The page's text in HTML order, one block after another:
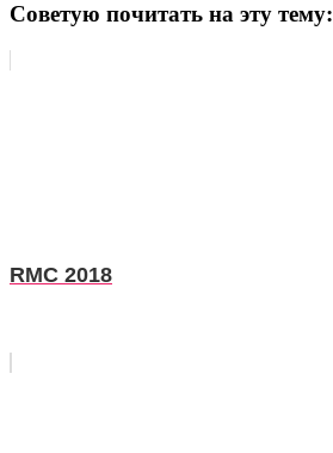
Советую почитать на эту тему:
RMC 2018